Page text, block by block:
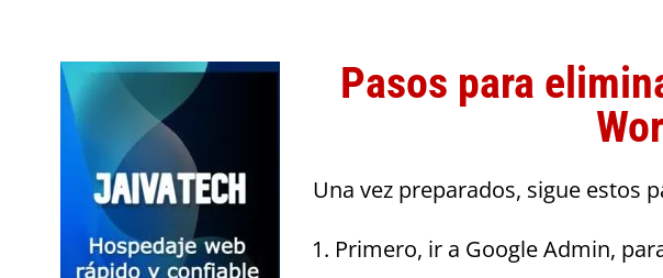
Pasos para
Una vez preparados, sigue estos
Primero, ir a Google Admin,